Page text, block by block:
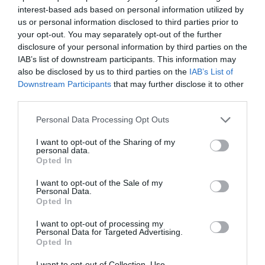
interest-based ads based on personal information utilized by
us or personal information disclosed to third parties prior to
your opt-out. You may separately opt-out of the further
disclosure of your personal information by third parties on the
IAB’s list of downstream participants. This information may
also be disclosed by us to third parties on the IAB’s List of
Downstream Participants that may further disclose it to other
Personal Data Processing Opt Outs
I want to opt-out of the Sharing of my
personal data.
Opted In
I want to opt-out of the Sale of my
Personal Data.
Opted In
I want to opt-out of processing my
Personal Data for Targeted Advertising.
Opted In
del draft paralímpico de 2026, tanto en el interior como
en el exterior de las oficinas.
Relacionado
CaixaBank refuerza su papel como motor del deporte
Paralímpico Español, ha asegurado que “con la ayuda
paralímpico llegue a todos los hogares para que ningún
niño se quede sin practicarlo. Con su esfuerzo y
nuestro apoyo, ellos serán nuestras próximas
Por su parte,María Luisa Martínez Gistau,
directora de Comunicación y Relaciones Institucionales
patrocinio del deporte paralímpico va mucho más allá
del apoyo deportivo: es unapalanca de
transformación social